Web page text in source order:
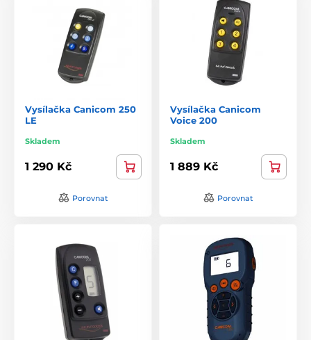
Vysílačka Canicom 250
LE
Skladem
1 290 Kč
Porovnat
Vysílačka Canicom
Voice 200
Skladem
1 889 Kč
Porovnat